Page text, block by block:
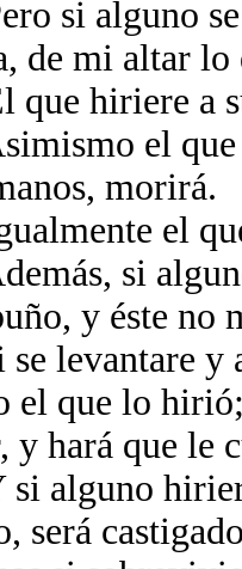
si alguno
de mi altar lo
que hiriere a
el
morirá.
el
si
y éste no
se levantare y
el que lo
y hará que le
si alguno
será